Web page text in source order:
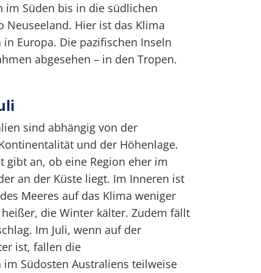
im Süden bis in die südlichen
Hier ist das Klima
Europa. Die pazifischen Inseln
abgesehen – in den Tropen.
sind abhängig von der
und der Höhenlage.
gibt an, ob eine Region eher im
an der Küste liegt. Im Inneren ist
Meeres auf das Klima weniger
die Winter kälter. Zudem fällt
Im Juli, wenn auf der
ist, fallen die
Südosten Australiens teilweise